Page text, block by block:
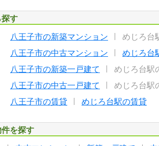
す
八王子市の新築マンション
めじろ台
八王子市の中古マンション
めじろ台
八王子市の新築一戸建て
めじろ台駅
八王子市の中古一戸建て
めじろ台駅
八王子市の賃貸 めじろ台駅の賃貸
を探す